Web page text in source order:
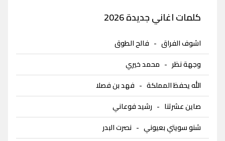
كلمات اغاني جديدة 2026
اشوف الفراق - فالح الطوق
وجهة نظر - محمد خيري
الله يحفظ المملكة - فهد بن فصلا
صاين عشرتنا - رشيد فوعاني
شنو سويتي بعيوني - نصرت البدر